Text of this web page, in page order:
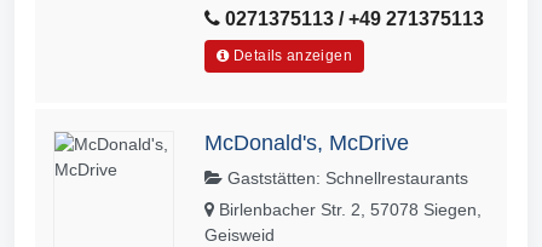
0271375113 / +49 271375113
Details anzeigen
McDonald's, McDrive
Gaststätten: Schnellrestaurants
Birlenbacher Str. 2, 57078 Siegen,
Geisweid